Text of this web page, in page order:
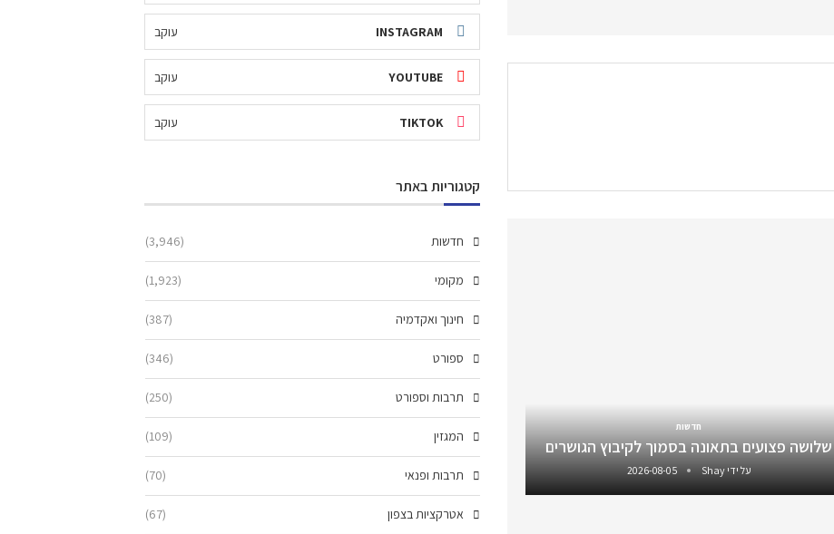
חדשות
שלושה פצועים בתאונה בסמוך לקיבוץ הגושרים
על ידיShay
2026-08-05
INSTAGRAM עוקב
YOUTUBE עוקב
TIKTOK עוקב
קטגוריות באתר
חדשות (3,946)
מקומי (1,923)
חינוך ואקדמיה (387)
ספורט (346)
תרבות וספורט (250)
המגזין (109)
תרבות ופנאי (70)
אטרקציות בצפון (67)